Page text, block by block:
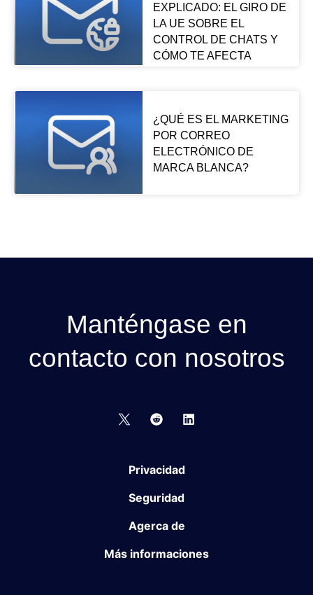
EXPLICADO: EL GIRO DE
LA UE SOBRE EL
CONTROL DE CHATS Y
CÓMO TE AFECTA
¿QUÉ ES EL MARKETING
POR CORREO
ELECTRÓNICO DE
MARCA BLANCA?
Manténgase en
contacto con nosotros
Privacidad
Seguridad
Agerca de
Más informaciones